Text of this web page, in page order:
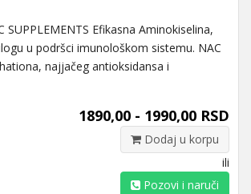
SUPPLEMENTS Efikasna Aminokiselina,
u podršci imunološkom sistemu. NAC
najjačeg antioksidansa i
1890,00 - 1990,00 RSD
Dodaj u korpu
ili
Pozovi i naruči